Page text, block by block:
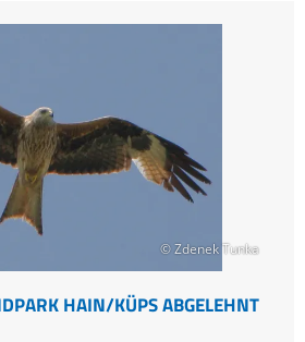
© Zdenek Tunka
HAIN/KÜPS ABGELEHNT